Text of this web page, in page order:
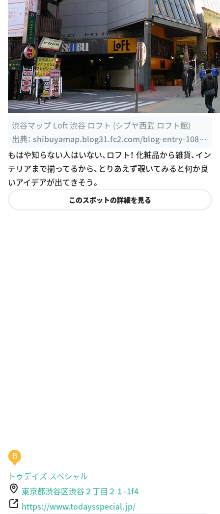
渋谷マップ Loft 渋谷 ロフト (シブヤ西武 ロフト館)
出典： shibuyamap.blog31.fc2.com/blog-entry-108.h
tml
もはや知らない人はいない、ロフト！ 化粧品から雑貨、イン
テリアまで揃ってるから、とりあえず覗いてみると何か良
いアイデアが出てきそう。
このスポットの詳細を見る
B
トゥデイズ スペシャル
東京都渋谷区渋谷２丁目２１-1f4
https://www.todaysspecial.jp/